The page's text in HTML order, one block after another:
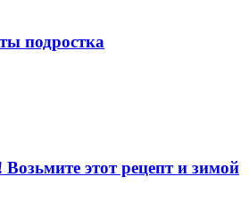
подростка
этот рецепт и зимой